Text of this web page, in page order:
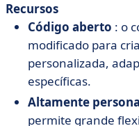
Recursos
Código aberto : o
modificado para
personalizada,
específicas.
Altamente
permite grande